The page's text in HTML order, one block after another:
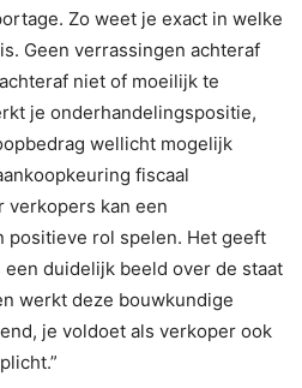
Zo weet je exact in welke
Geen verrassingen achteraf
niet of moeilijk te
je onderhandelingspositie,
wellicht mogelijk
fiscaal
verkopers kan een
positieve rol spelen. Het geeft
duidelijk beeld over de staat
werkt deze bouwkundige
je voldoet als verkoper ook